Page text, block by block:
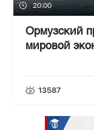
20:00
Ормузский
мировой
13587